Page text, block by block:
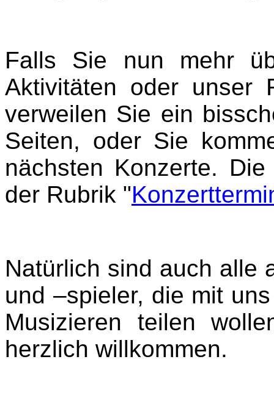
Falls Sie nun mehr
Aktivitäten oder unser
verweilen Sie ein
Seiten, oder Sie
nächsten Konzerte.
der Rubrik "
Natürlich sind auch alle
und –spieler, die mit
Musizieren teilen
herzlich willkommen.